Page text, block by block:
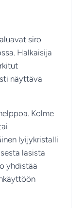
siro
Halkaisija
näyttävä
Kolme
lyijykristalli
lasista
yhdistää